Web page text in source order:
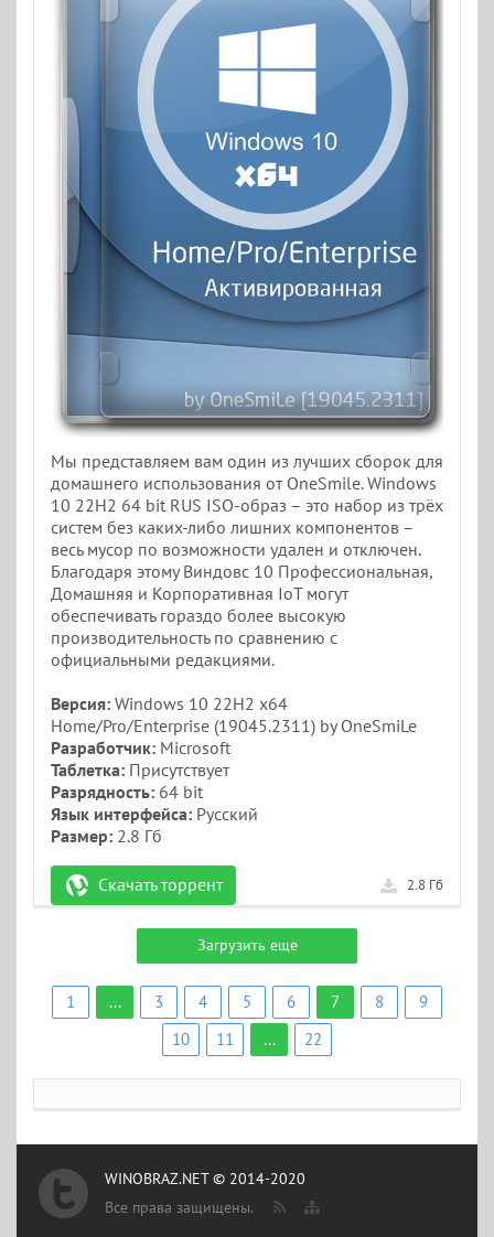
Мы представляем вам один из лучших сборок для
домашнего использования от OneSmile. Windows
10 22H2 64 bit RUS ISO-образ – это набор из трёх
систем без каких-либо лишних компонентов –
весь мусор по возможности удален и отключен.
Благодаря этому Виндовс 10 Профессиональная,
Домашняя и Корпоративная IoT могут
обеспечивать гораздо более высокую
производительность по сравнению с
официальными редакциями.
Версия: Windows 10 22H2 x64
Home/Pro/Enterprise (19045.2311) by OneSmiLe
Разработчик: Microsoft
Таблетка: Присутствует
Разрядность: 64 bit
Язык интерфейса: Русский
Размер: 2.8 Гб
Скачать торрент 2.8 Гб
Загрузить еще
1 ... 3 4 5 6 7 8
9
10
11 ... 22
WINOBRAZ.NET © 2014-2020
Все права защищены.